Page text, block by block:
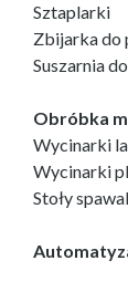
Sztaplarki
Zbijarka do
Suszarnia
Obróbka
Wycinarki
Wycinarki
Stoły